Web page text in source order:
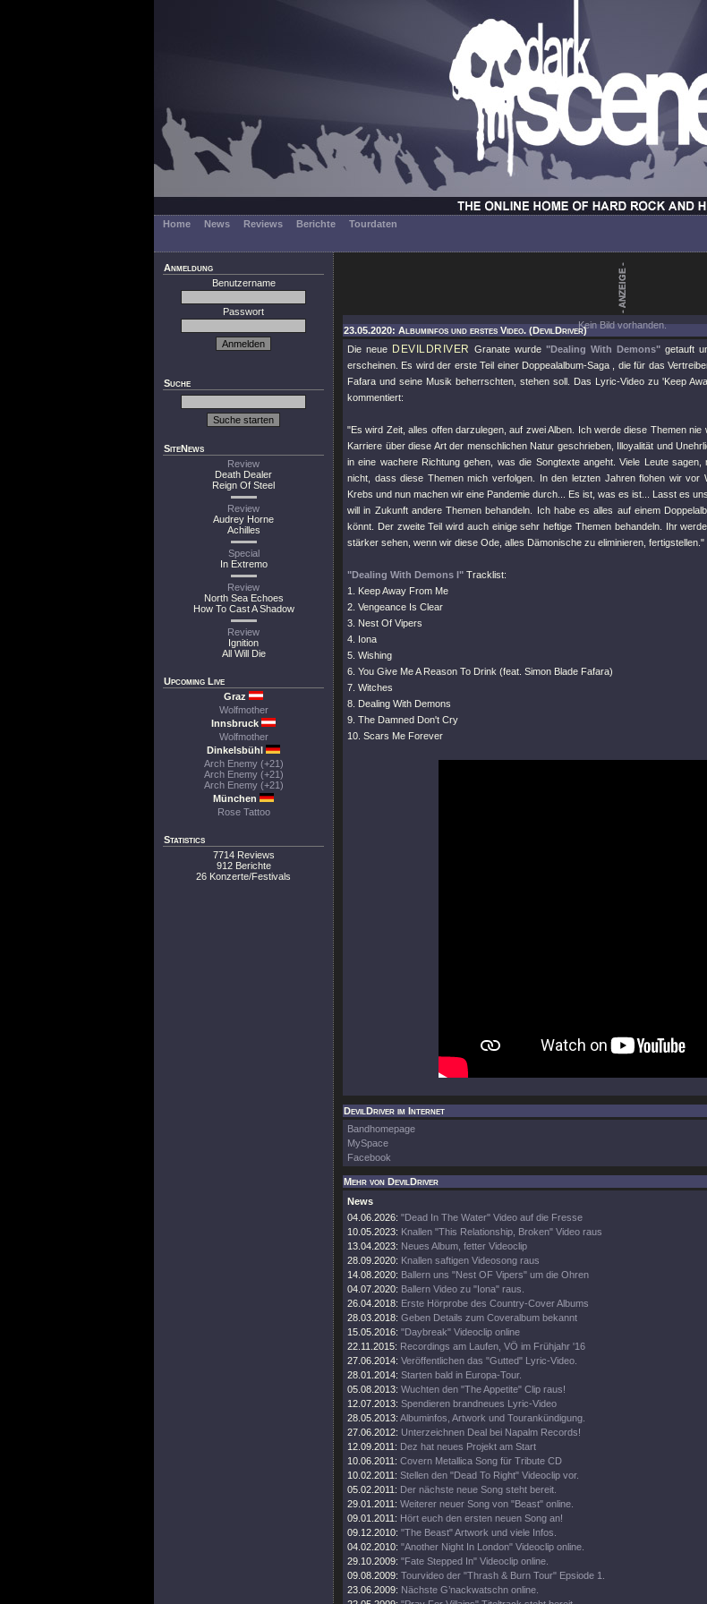
Home News Reviews Berichte
Tourdaten
Anmeldung
Benutzername
Passwort
Suche
SiteNews
Review
Death Dealer
Reign Of Steel
Review
Audrey Horne
Achilles
Special
In Extremo
Review
North Sea Echoes
How To Cast A Shadow
Review
Ignition
All Will Die
Upcoming Live
Graz
Wolfmother
Innsbruck
Wolfmother
Dinkelsbühl
Arch Enemy (+21)
Arch Enemy (+21)
Arch Enemy (+21)
München
Rose Tattoo
Statistics
7714 Reviews
912 Berichte
26 Konzerte/Festivals
Kein Bild vorhanden.
23.05.2020: Albuminfos und erstes Video. (DevilDriver)
Die neue DEVILDRIVER Granate wurde "Dealing With Demons" getauft
erscheinen. Es wird der erste Teil einer Doppealalbum-Saga , die für das
Fafara und seine Musik beherrschten, stehen soll. Das Lyric-Video zu 'Keep
kommentiert:
"Es wird Zeit, alles offen darzulegen, auf zwei Alben. Ich werde diese Themen
Karriere über diese Art der menschlichen Natur geschrieben, Illoyalität und
in eine wachere Richtung gehen, was die Songtexte angeht. Viele Leute
nicht, dass diese Themen mich verfolgen. In den letzten Jahren flohen wir vor
Krebs und nun machen wir eine Pandemie durch... Es ist, was es ist... Lasst es
will in Zukunft andere Themen behandeln. Ich habe es alles auf einem
könnt. Der zweite Teil wird auch einige sehr heftige Themen behandeln. Ihr
stärker sehen, wenn wir diese Ode, alles Dämonische zu eliminieren, fertigstellen."
"Dealing With Demons I" Tracklist:
1. Keep Away From Me
2. Vengeance Is Clear
3. Nest Of Vipers
4. Iona
5. Wishing
6. You Give Me A Reason To Drink (feat. Simon Blade Fafara)
7. Witches
8. Dealing With Demons
9. The Damned Don't Cry
10. Scars Me Forever
DevilDriver im Internet
Bandhomepage
MySpace
Facebook
Mehr von DevilDriver
News
04.06.2026: "Dead In The Water" Video auf die Fresse
10.05.2023: Knallen "This Relationship, Broken" Video raus
13.04.2023: Neues Album, fetter Videoclip
28.09.2020: Knallen saftigen Videosong raus
14.08.2020: Ballern uns "Nest OF Vipers" um die Ohren
04.07.2020: Ballern Video zu "Iona" raus.
26.04.2018: Erste Hörprobe des Country-Cover Albums
28.03.2018: Geben Details zum Coveralbum bekannt
15.05.2016: "Daybreak" Videoclip online
22.11.2015: Recordings am Laufen, VÖ im Frühjahr '16
27.06.2014: Veröffentlichen das "Gutted" Lyric-Video.
28.01.2014: Starten bald in Europa-Tour.
05.08.2013: Wuchten den "The Appetite" Clip raus!
12.07.2013: Spendieren brandneues Lyric-Video
28.05.2013: Albuminfos, Artwork und Tourankündigung.
27.06.2012: Unterzeichnen Deal bei Napalm Records!
12.09.2011: Dez hat neues Projekt am Start
10.06.2011: Covern Metallica Song für Tribute CD
10.02.2011: Stellen den "Dead To Right" Videoclip vor.
05.02.2011: Der nächste neue Song steht bereit.
29.01.2011: Weiterer neuer Song von "Beast" online.
09.01.2011: Hört euch den ersten neuen Song an!
09.12.2010: "The Beast" Artwork und viele Infos.
04.02.2010: "Another Night In London" Videoclip online.
29.10.2009: "Fate Stepped In" Videoclip online.
09.08.2009: Tourvideo der "Thrash & Burn Tour" Epsiode 1.
23.06.2009: Nächste G’nackwatschn online.